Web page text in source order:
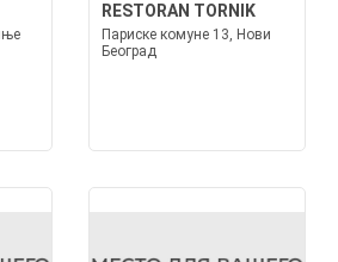
RESTORAN TORNIK
Париске комуне 13, Нови
Београд